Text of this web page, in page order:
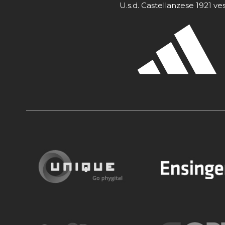
U.s.d. Castellanzese 1921